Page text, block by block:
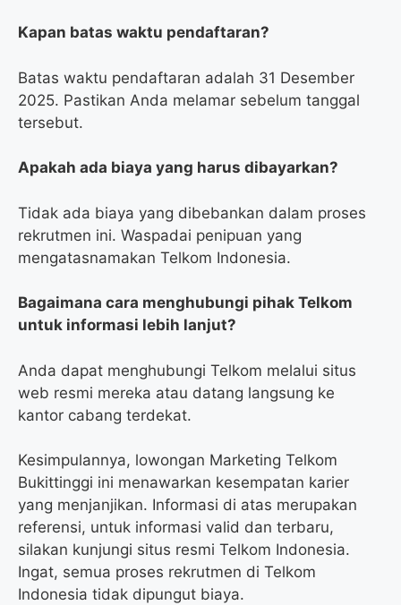
Kapan batas waktu pendaftaran?
Batas waktu pendaftaran adalah 31 Desember
2025. Pastikan Anda melamar sebelum tanggal
tersebut.
Apakah ada biaya yang harus dibayarkan?
Tidak ada biaya yang dibebankan dalam proses
rekrutmen ini. Waspadai penipuan yang
mengatasnamakan Telkom Indonesia.
Bagaimana cara menghubungi pihak Telkom
untuk informasi lebih lanjut?
Anda dapat menghubungi Telkom melalui situs
web resmi mereka atau datang langsung ke
kantor cabang terdekat.
Kesimpulannya, lowongan Marketing Telkom
Bukittinggi ini menawarkan kesempatan karier
yang menjanjikan. Informasi di atas merupakan
referensi, untuk informasi valid dan terbaru,
silakan kunjungi situs resmi Telkom Indonesia.
Ingat, semua proses rekrutmen di Telkom
Indonesia tidak dipungut biaya.